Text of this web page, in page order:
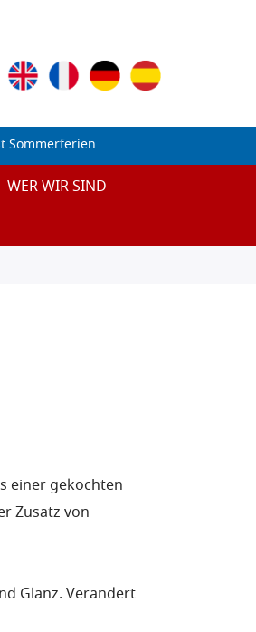
Sommerferien.
WER WIR SIND
einer gekochten
Zusatz von
Glanz. Verändert